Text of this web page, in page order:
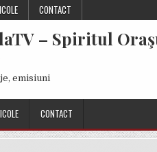
CONTACT
– Spiritul
emisiuni
CONTACT